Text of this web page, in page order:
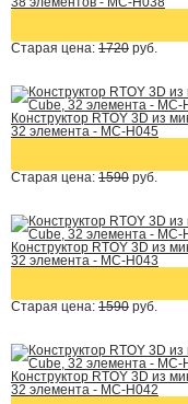
Старая цена: 1720 руб.
Конструктор RTOY 3D из
32 элемента - MC-H045
Старая цена: 1590 руб.
Конструктор RTOY 3D из
32 элемента - MC-H043
Старая цена: 1590 руб.
Конструктор RTOY 3D из
32 элемента - MC-H042